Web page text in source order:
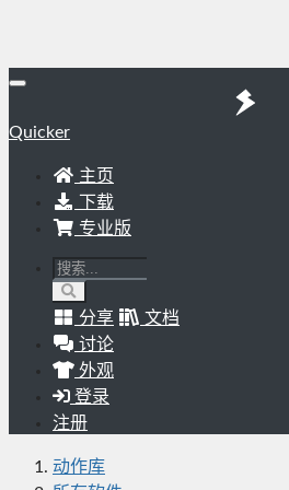
Quicker
主页
下载
专业版
分享
文档
讨论
外观
登录
注册
动作库